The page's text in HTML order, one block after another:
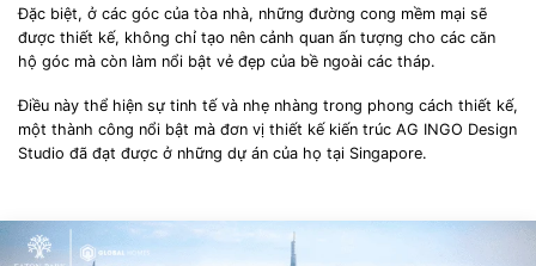
Đặc biệt, ở các góc của tòa nhà, những đường cong mềm mại sẽ
được thiết kế, không chỉ tạo nên cảnh quan ấn tượng cho các căn
hộ góc mà còn làm nổi bật vẻ đẹp của bề ngoài các tháp.
Điều này thể hiện sự tinh tế và nhẹ nhàng trong phong cách thiết kế,
một thành công nổi bật mà đơn vị thiết kế kiến trúc AG INGO Design
Studio đã đạt được ở những dự án của họ tại Singapore.